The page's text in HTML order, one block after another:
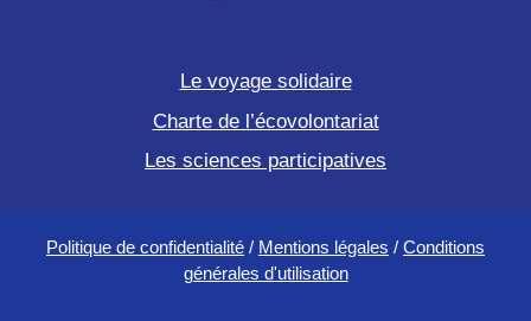
Le voyage solidaire
Charte de l’écovolontariat
Les sciences participatives
Politique de confidentialité / Mentions légales / Conditions
générales d'utilisation